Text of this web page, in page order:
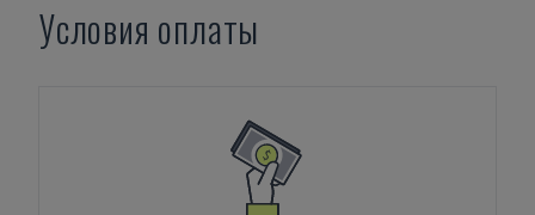
Условия оплаты